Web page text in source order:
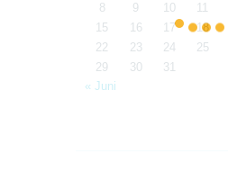
8
9 10 11
15
16 17 18
22
23 24 25
29
30
31
« Juni